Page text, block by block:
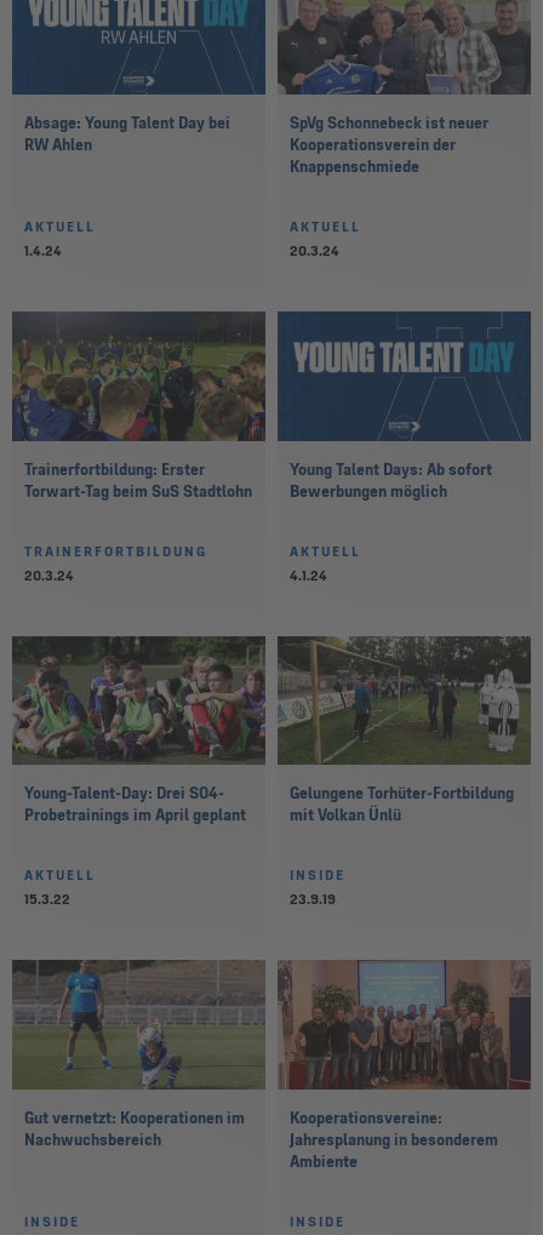
Absage: Young Talent Day bei
RW Ahlen
AKTUELL
1.4.24
SpVg Schonnebeck ist neuer
Kooperationsverein der
Knappenschmiede
AKTUELL
20.3.24
Trainerfortbildung: Erster
Torwart-Tag beim SuS Stadtlohn
TRAINERFORTBILDUNG
20.3.24
Young Talent Days: Ab sofort
Bewerbungen möglich
AKTUELL
4.1.24
Young-Talent-Day: Drei S04-
Probetrainings im April geplant
AKTUELL
15.3.22
Gelungene Torhüter-Fortbildung
mit Volkan Ünlü
INSIDE
23.9.19
Gut vernetzt: Kooperationen im
Nachwuchsbereich
INSIDE
Kooperationsvereine:
Jahresplanung in besonderem
Ambiente
INSIDE